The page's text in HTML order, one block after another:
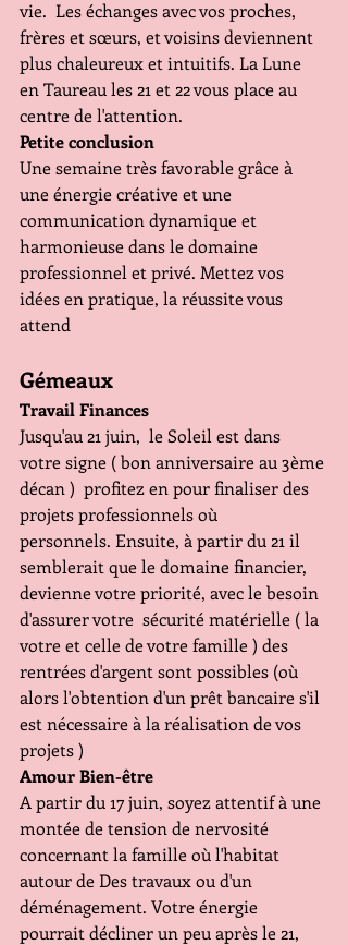
vie.  Les échanges avec vos proches,
frères et sœurs, et voisins deviennent
plus chaleureux et intuitifs. La Lune
en Taureau les 21 et 22 vous place au
centre de l'attention.
Petite conclusion
Une semaine très favorable grâce à
une énergie créative et une
communication dynamique et
harmonieuse dans le domaine
professionnel et privé. Mettez vos
idées en pratique, la réussite vous
attend
Gémeaux
Travail Finances
Jusqu'au 21 juin,  le Soleil est dans
votre signe ( bon anniversaire au 3ème
décan )  profitez en pour finaliser des
projets professionnels où
personnels. Ensuite, à partir du 21 il
semblerait que le domaine financier,
devienne votre priorité, avec le besoin
d'assurer votre  sécurité matérielle ( la
votre et celle de votre famille ) des
rentrées d'argent sont possibles (où
alors l'obtention d'un prêt bancaire s'il
est nécessaire à la réalisation de vos
projets )
Amour Bien-être
A partir du 17 juin, soyez attentif à une
montée de tension de nervosité
concernant la famille où l'habitat
autour de Des travaux ou d'un
déménagement. Votre énergie
pourrait décliner un peu après le 21,